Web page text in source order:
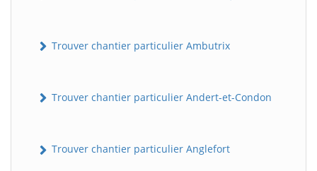
Trouver chantier particulier Ambutrix
Trouver chantier particulier Andert-et-Condon
Trouver chantier particulier Anglefort